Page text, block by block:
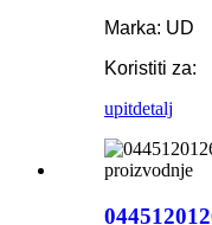
Marka: UD
Koristiti za:
upitdetalj